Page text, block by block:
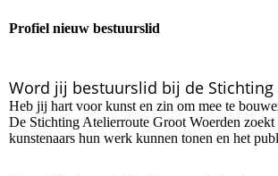
Profiel nieuw bestuurslid
Word jij bestuurslid bij de
Heb jij hart voor kunst en zin om mee te
De Stichting Atelierroute Groot Woerden zoekt
kunstenaars hun werk kunnen tonen en het